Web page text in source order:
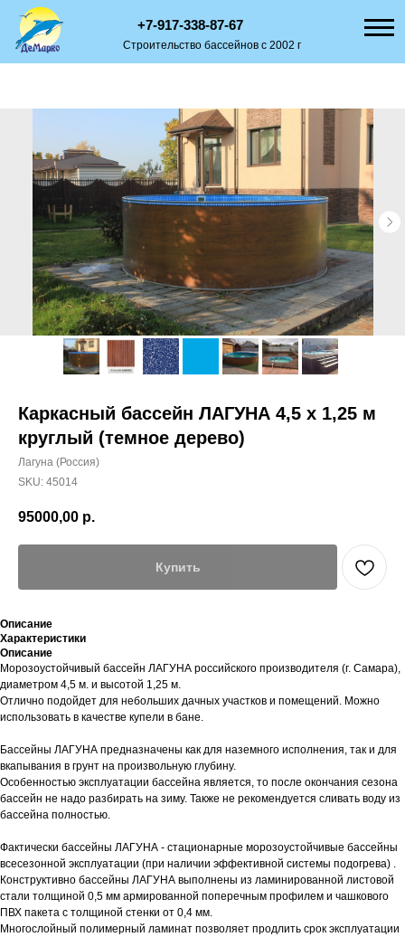
Строительство бассейнов с 2002 г
+7-917-338-87-67
Каркасный бассейн ЛАГУНА 4,5 х 1,25 м
круглый (темное дерево)
Лагуна (Россия)
SKU: 45014
95000,00 р.
Купить
Описание
Характеристики
Описание
Морозоустойчивый бассейн ЛАГУНА российского производителя (г. Самара),
диаметром 4,5 м. и высотой 1,25 м.
Отлично подойдет для небольших дачных участков и помещений. Можно
использовать в качестве купели в бане.
Бассейны ЛАГУНА предназначены как для наземного исполнения, так и для
вкапывания в грунт на произвольную глубину.
Особенностью эксплуатации бассейна является, то после окончания сезона
бассейн не надо разбирать на зиму. Также не рекомендуется сливать воду из
бассейна полностью.
Фактически бассейны ЛАГУНА - стационарные морозоустойчивые бассейны
всесезонной эксплуатации (при наличии эффективной системы подогрева) .
Конструктивно бассейны ЛАГУНА выполнены из ламинированной листовой
стали толщиной 0,5 мм армированной поперечным профилем и чашкового
ПВХ пакета с толщиной стенки от 0,4 мм.
Многослойный полимерный ламинат позволяет продлить срок эксплуатации